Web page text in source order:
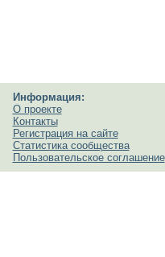
Информация:
О проекте
Контакты
Регистрация на сайте
Статистика сообщества
Пользовательское соглашение